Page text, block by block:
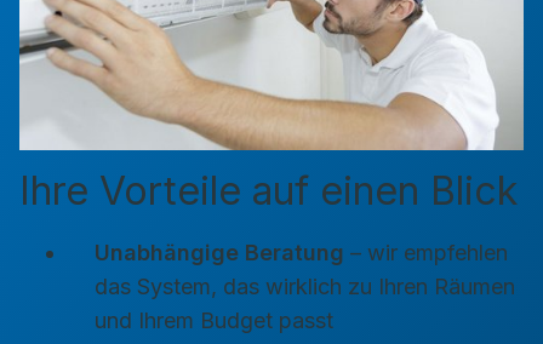
Ihre Vorteile auf einen Blick
Unabhängige Beratung – wir empfehlen
das System, das wirklich zu Ihren Räumen
und Ihrem Budget passt